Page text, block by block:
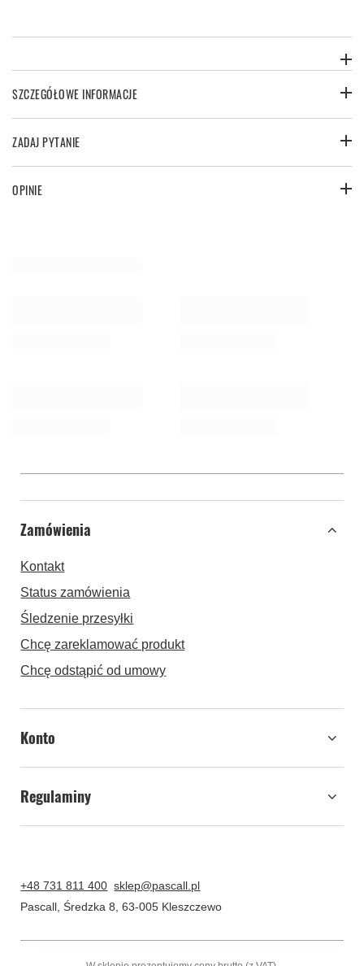
SZCZEGÓŁOWE INFORMACJE
ZADAJ PYTANIE
OPINIE
Zamówienia
Kontakt
Status zamówienia
Śledzenie przesyłki
Chcę zareklamować produkt
Chcę odstąpić od umowy
Konto
Regulaminy
+48 731 811 400 sklep@pascall.pl
Pascall ,Średzka 8 ,63-005 Kleszczewo